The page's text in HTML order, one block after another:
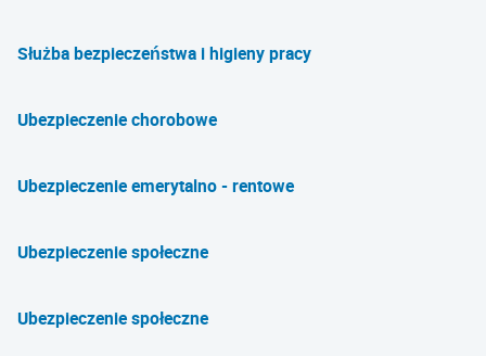
Służba bezpieczeństwa i higieny pracy
Ubezpieczenie chorobowe
Ubezpieczenie emerytalno - rentowe
Ubezpieczenie społeczne
Ubezpieczenie społeczne